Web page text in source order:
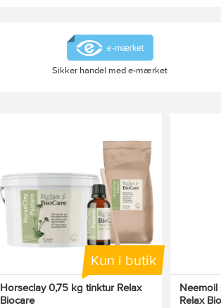
Sikker handel med e-mærket
Kun i butik
Horseclay 0,75 kg tinktur Relax
Biocare
Relax